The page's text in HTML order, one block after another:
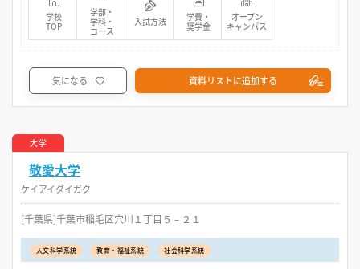
学校
TOP
学部・
学科・
コース
入試方法
学費・
奨学金
オープン
キャンパス
気になる 資料リストに追加する
大学
敬愛大学
ケイアイダイガク
[千葉県]千葉市稲毛区穴川１丁目５－２１
人文科学系統 教育・福祉系統 社会科学系統